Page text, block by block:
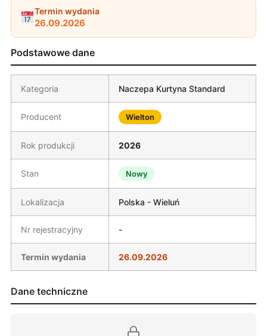
Termin wydania
26.09.2026
Podstawowe dane
Kategoria Naczepa Kurtyna Standard
Producent Wielton
Rok produkcji 2026
Stan Nowy
Lokalizacja Polska - Wieluń
Nr rejestracyjny -
Termin wydania 26.09.2026
Dane techniczne